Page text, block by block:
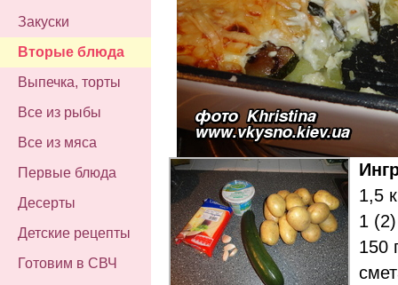
Закуски
Вторые блюда
Выпечка, торты
Все из рыбы
Все из мяса
Первые блюда
Десерты
Детские рецепты
Готовим в СВЧ
1,5
1
150